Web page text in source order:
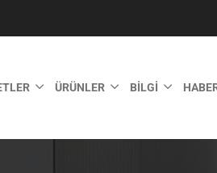
ÜRÜNLER BILGI